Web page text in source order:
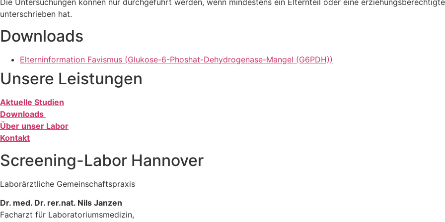
unterschrieben hat.
Downloads
Elterninformation Favismus (Glukose-6-Phoshat-Dehydrogenase-Mangel (G6PDH))
Unsere Leistungen
Aktuelle Studien
Downloads
Über unser Labor
Kontakt
Screening-Labor Hannover
Laborärztliche Gemeinschaftspraxis
Dr. med. Dr. rer.nat. Nils Janzen
Facharzt für Laboratoriumsmedizin,